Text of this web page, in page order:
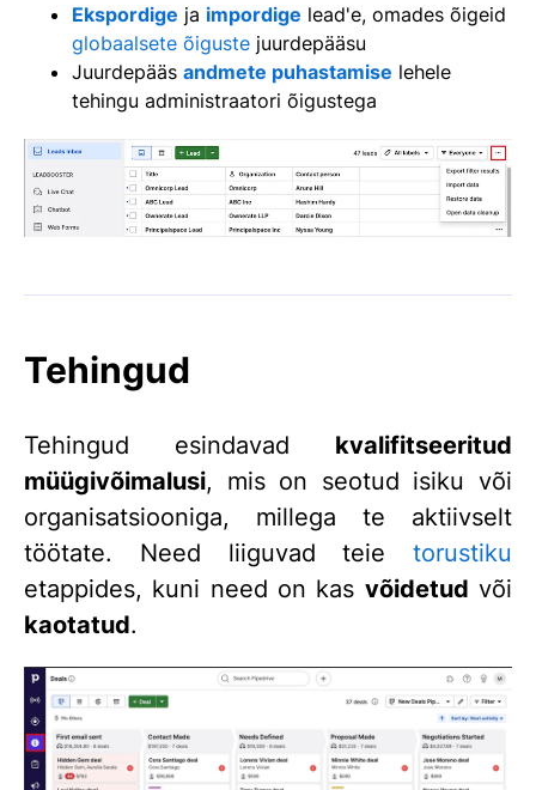
Ekspordige ja impordige lead'e, omades õigeid
globaalsete õiguste juurdepääsu
Juurdepääs andmete puhastamise lehele
tehingu administraatori õigustega
Tehingud
Tehingud esindavad kvalifitseeritud
müügivõimalusi, mis on seotud isiku või
organisatsiooniga, millega te aktiivselt
töötate. Need liiguvad teie torustiku
etappides, kuni need on kas võidetud või
kaotatud.